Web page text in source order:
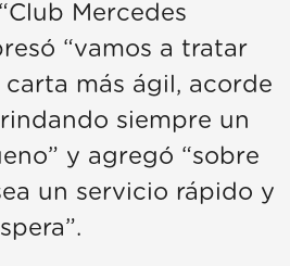
Mercedes
“vamos a tratar
más ágil, acorde
siempre un
y agregó “sobre
un servicio rápido y